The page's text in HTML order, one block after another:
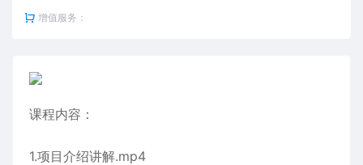
增值服务：
课程内容：
1.项目介绍讲解.mp4